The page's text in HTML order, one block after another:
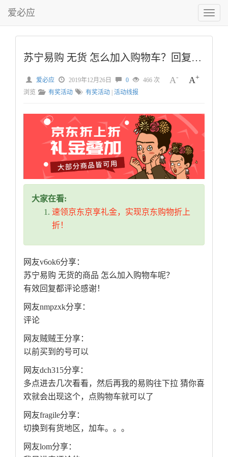
切
换
菜
爱必应
苏宁易购 无货 怎么加入购物车？回复加果果
A- A+
爱必应 2019年12月26日 0
466 次
浏览
有奖活动 有奖活动 活动线报
大家在看:
速领京东京享礼金，实现京东购物折上
折！
网友v6ok6分享：
苏宁易购 无货的商品 怎么加入购物车呢？
有效回复都评论感谢！
网友nmpzxk分享：
评论
网友贼贼王分享：
以前买到的号可以
网友dch315分享：
多点进去几次看看，然后再我的易购往下拉 猜你喜
欢就会出现这个，点购物车就可以了
网友fragile分享：
切换到有货地区，加车。。。
网友lom分享：